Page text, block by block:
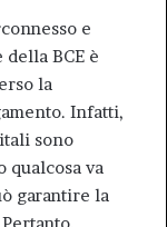
e
BCE è
la
Infatti,
sono
qualcosa va
garantire la